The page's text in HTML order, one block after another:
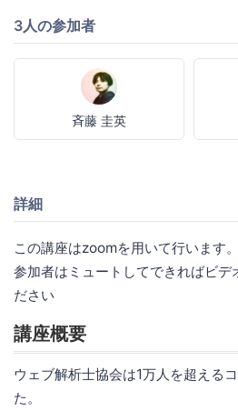
3人の参加者
斉藤 圭英
詳細
この講座はzoomを用いて行います。
参加者はミュートしてできればビデ
ださい
講座概要
ウェブ解析士協会は1万人を超える
た。